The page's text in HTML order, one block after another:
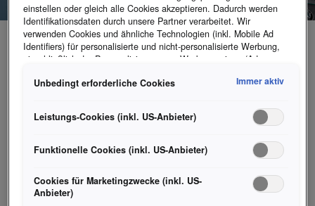
und Frost, Schnee und Eis sind dann auch nicht mehr weit.
Räderwechsel gibt. Zusätzlich zum routinemäßigen
Betriebe auch Funktion und Zustand von
Scheibenwaschanlage und natürlich Wischerblätter und
Windschutzscheibe auf Beschädigung. Profiltiefe, Zustand
einstellen oder gleich alle Cookies akzeptieren. Dadurch werden
Identifikationsdaten durch unsere Partner verarbeitet. Wir
verwenden Cookies und ähnliche Technologien (inkl. Mobile Ad
Identifiers) für personalisierte und nicht-personalisierte Werbung,
einschließlich der Personalisierung von Werbeanzeigen (Ads
Hinweis zur gemäß Art 49 Abs 1 lit a) DSGVO
ausgeschlossen werden, dass Google Irland als unser
(insbesondere dort an die Google LLC) weitergibt. In den USA
Angemessenheitsbeschluss der Europäischen Kommission. Hieraus
können sich für Sie Risiken ergeben, weil Sie Ihre Rechte als
Unbedingt erforderliche Cookies Immer aktiv
Leistungs-Cookies (inkl. US-Anbieter)
Funktionelle Cookies (inkl. US-Anbieter)
Cookies für Marketingzwecke (inkl. US-
Anbieter)